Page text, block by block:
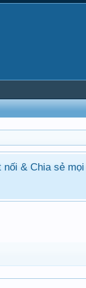
& Chia sẻ